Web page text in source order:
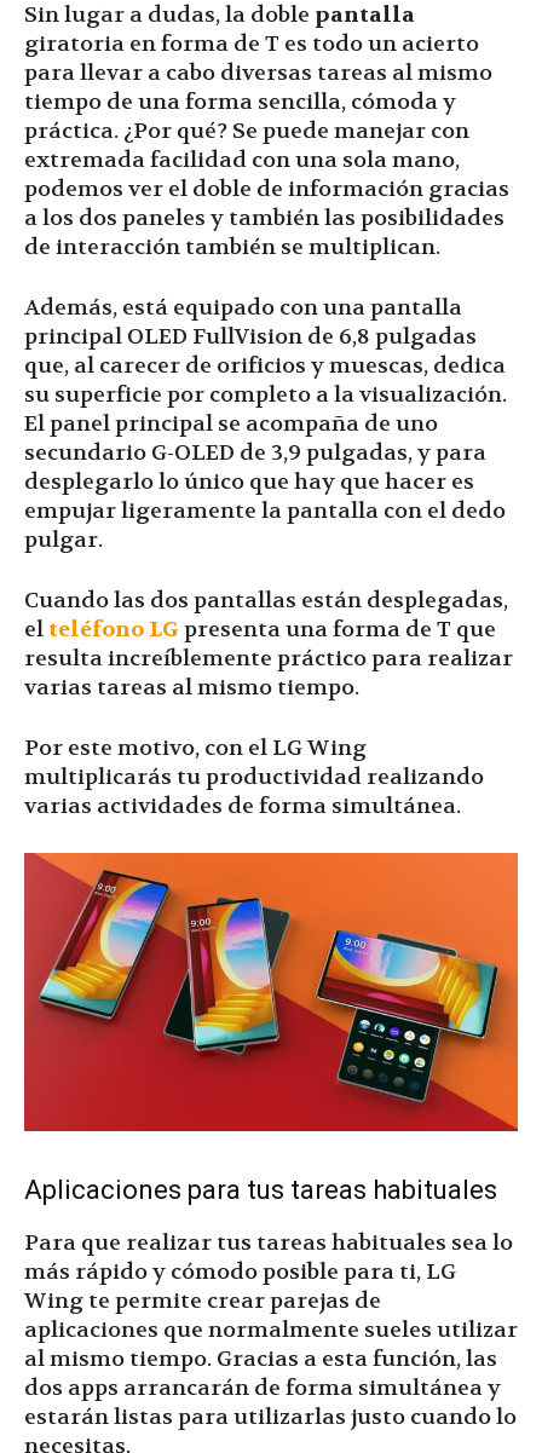
Sin lugar a dudas, la doble pantalla
giratoria en forma de T es todo un acierto
para llevar a cabo diversas tareas al mismo
tiempo de una forma sencilla, cómoda y
práctica. ¿Por qué? Se puede manejar con
extremada facilidad con una sola mano,
podemos ver el doble de información gracias
a los dos paneles y también las posibilidades
de interacción también se multiplican.
Además, está equipado con una pantalla
principal OLED FullVision de 6,8 pulgadas
que, al carecer de orificios y muescas, dedica
su superficie por completo a la visualización.
El panel principal se acompaña de uno
secundario G-OLED de 3,9 pulgadas, y para
desplegarlo lo único que hay que hacer es
empujar ligeramente la pantalla con el dedo
pulgar.
Cuando las dos pantallas están desplegadas,
el teléfono LG presenta una forma de T que
resulta increíblemente práctico para realizar
varias tareas al mismo tiempo.
Por este motivo, con el LG Wing
multiplicarás tu productividad realizando
varias actividades de forma simultánea.
Aplicaciones para tus tareas habituales
Para que realizar tus tareas habituales sea lo
más rápido y cómodo posible para ti, LG
Wing te permite crear parejas de
aplicaciones que normalmente sueles utilizar
al mismo tiempo. Gracias a esta función, las
dos apps arrancarán de forma simultánea y
estarán listas para utilizarlas justo cuando lo
necesitas.